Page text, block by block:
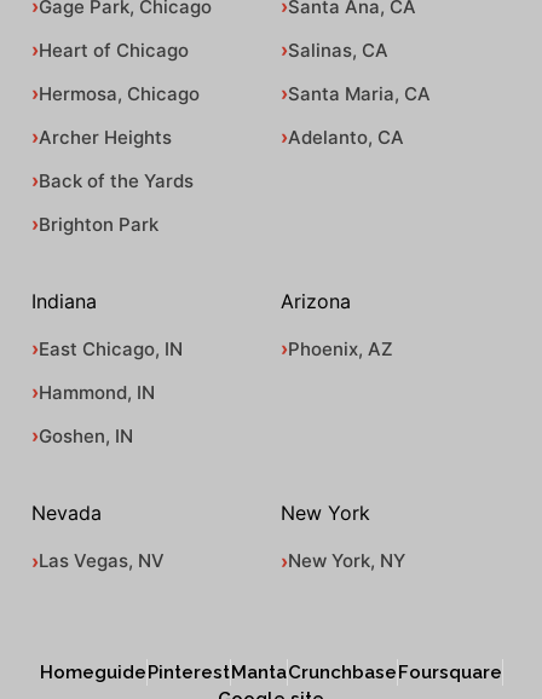
Gage Park, Chicago
Heart of Chicago
Hermosa, Chicago
Archer Heights
Back of the Yards
Brighton Park
Santa Ana, CA
Salinas, CA
Santa Maria, CA
Adelanto, CA
Indiana
East Chicago, IN
Hammond, IN
Goshen, IN
Arizona
Phoenix, AZ
Nevada
Las Vegas, NV
New York
New York, NY
HomeguidePinterestMantaCrunchbaseFoursquare